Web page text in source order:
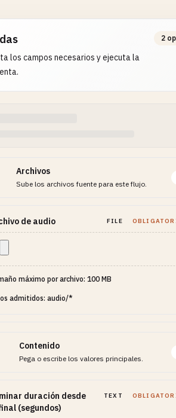
los campos necesarios y ejecuta la
2
Archivos
Sube los archivos fuente para este flujo.
de audio FILE
máximo por archivo: 100 MB
admitidos: audio/*
Contenido
Pega o escribe los valores principales.
duración desde
(segundos)
TEXT